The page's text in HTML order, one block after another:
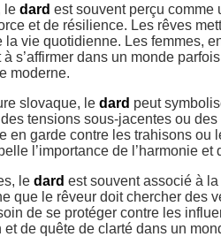
le dard est souvent perçu comme
et de résilience. Les rêves
la vie quotidienne. Les femmes,
s’affirmer dans un monde
moderne.
slovaque, le dard peut
tensions sous-jacentes ou
en garde contre les trahisons
l’importance de l’harmonie
le dard est souvent associé à
que le rêveur doit chercher des
de se protéger contre les
de quête de clarté dans un